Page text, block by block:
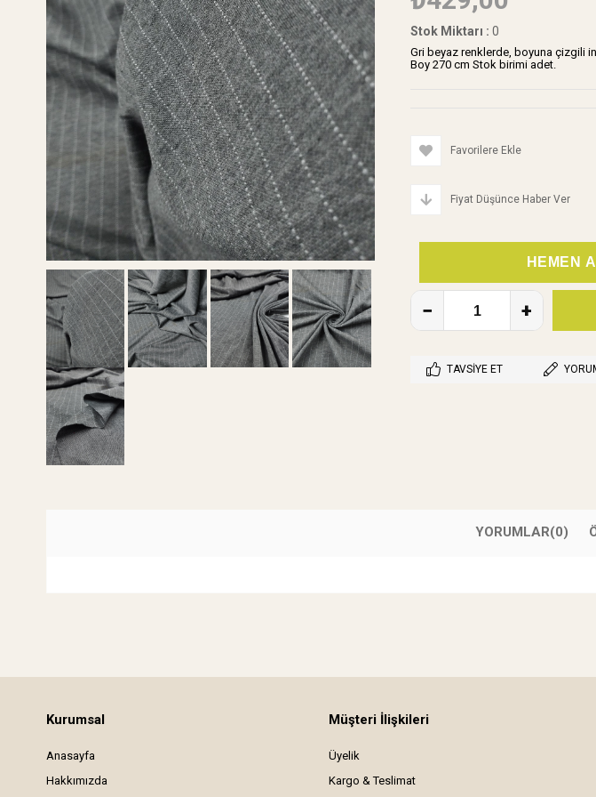
Stok Miktarı : 0
Gri beyaz renklerde, boyuna çizgili
Boy 270 cm Stok birimi adet.
Favorilere Ekle
Fiyat Düşünce Haber Ver
TAVSIYE ET
YORUMLAR(0)
Kurumsal
Anasayfa
Hakkımızda
Müşteri İlişkileri
Üyelik
Kargo & Teslimat